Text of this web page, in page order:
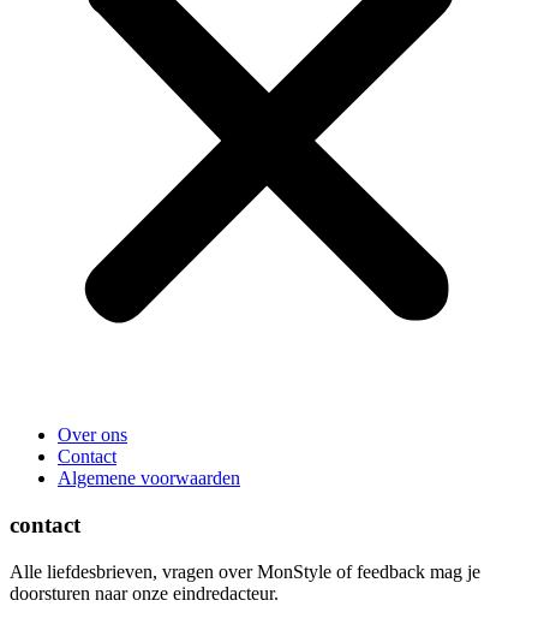
Over ons
Contact
Algemene voorwaarden
contact
Alle liefdesbrieven, vragen over MonStyle of feedback mag je
doorsturen naar onze eindredacteur.